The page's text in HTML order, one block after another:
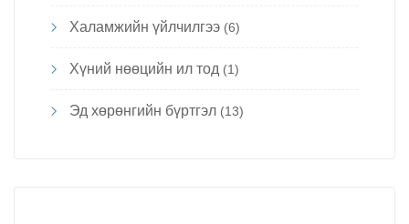
Халамжийн үйлчилгээ (6)
Хүний нөөцийн ил тод (1)
Эд хөрөнгийн бүртгэл (13)